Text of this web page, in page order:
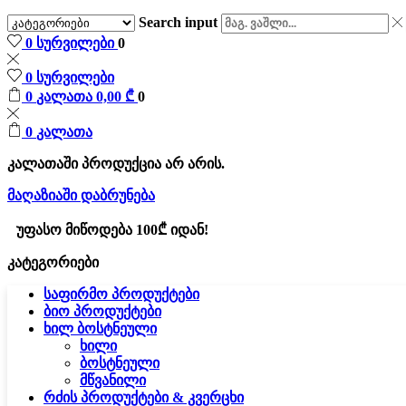
Search input
0 სურვილები0
0 სურვილები
0 კალათა 0,00 ₾ 0
0 კალათა
კალათაში პროდუქცია არ არის.
მაღაზიაში დაბრუნება
უფასო მიწოდება 100₾ იდან!
კატეგორიები
საფირმო პროდუქტები
ბიო პროდუქტები
ხილ ბოსტნეული
ხილი
ბოსტნეული
მწვანილი
რძის პროდუქტები & კვერცხი